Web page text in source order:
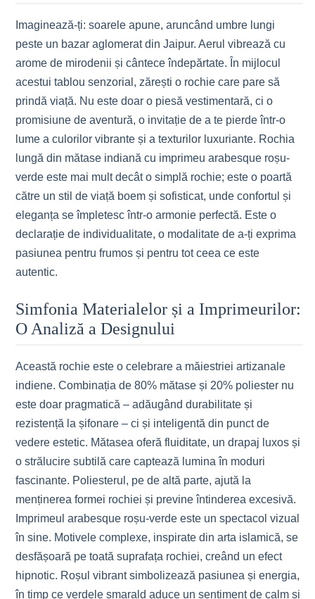
Imaginează-ți: soarele apune, aruncând umbre lungi
peste un bazar aglomerat din Jaipur. Aerul vibrează cu
arome de mirodenii și cântece îndepărtate. În mijlocul
acestui tablou senzorial, zărești o rochie care pare să
prindă viață. Nu este doar o piesă vestimentară, ci o
promisiune de aventură, o invitație de a te pierde într-o
lume a culorilor vibrante și a texturilor luxuriante. Rochia
lungă din mătase indiană cu imprimeu arabesque roșu-
verde este mai mult decât o simplă rochie; este o poartă
către un stil de viață boem și sofisticat, unde confortul și
eleganța se împletesc într-o armonie perfectă. Este o
declarație de individualitate, o modalitate de a-ți exprima
pasiunea pentru frumos și pentru tot ceea ce este
autentic.
Simfonia Materialelor și a Imprimeurilor:
O Analiză a Designului
Această rochie este o celebrare a măiestriei artizanale
indiene. Combinația de 80% mătase și 20% poliester nu
este doar pragmatică – adăugând durabilitate și
rezistență la șifonare – ci și inteligentă din punct de
vedere estetic. Mătasea oferă fluiditate, un drapaj luxos și
o strălucire subtilă care captează lumina în moduri
fascinante. Poliesterul, pe de altă parte, ajută la
menținerea formei rochiei și previne întinderea excesivă.
Imprimeul arabesque roșu-verde este un spectacol vizual
în sine. Motivele complexe, inspirate din arta islamică, se
desfășoară pe toată suprafața rochiei, creând un efect
hipnotic. Roșul vibrant simbolizează pasiunea și energia,
în timp ce verdele smarald aduce un sentiment de calm și